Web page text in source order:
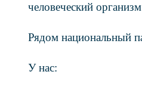
человеческий организм
Рядом национальный
У нас: